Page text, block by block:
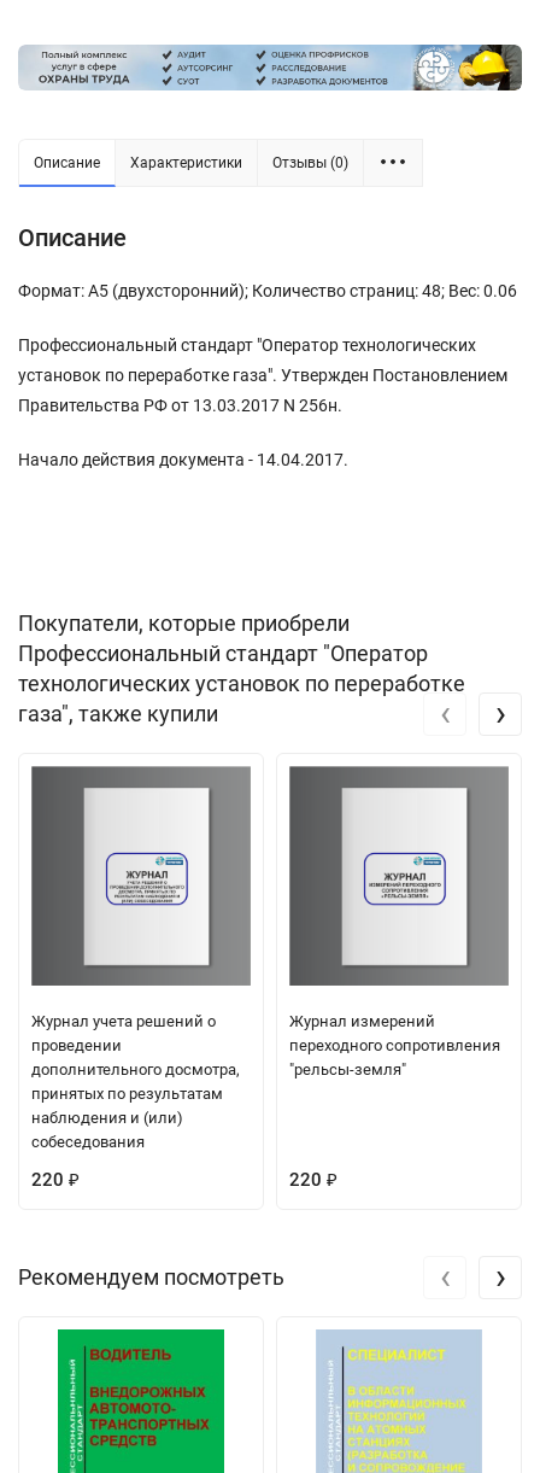
Описание Характеристики Отзывы (0)
Описание
Формат: А5 (двухсторонний); Количество страниц: 48; Вес: 0.06
Профессиональный стандарт "Оператор технологических
установок по переработке газа". Утвержден Постановлением
Правительства РФ от 13.03.2017 N 256н.
Начало действия документа - 14.04.2017.
Покупатели, которые приобрели
Профессиональный стандарт "Оператор
технологических установок по переработке
газа", также купили
Журнал учета решений о
проведении
дополнительного досмотра,
принятых по результатам
наблюдения и (или)
собеседования
220 ₽
Журнал измерений
переходного сопротивления
"рельсы-земля"
220 ₽
‹ ›
Рекомендуем посмотреть ‹ ›